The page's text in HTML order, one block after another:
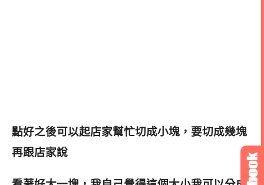
點好之後可以起店家幫忙切成小塊，要切成幾塊
再跟店家說